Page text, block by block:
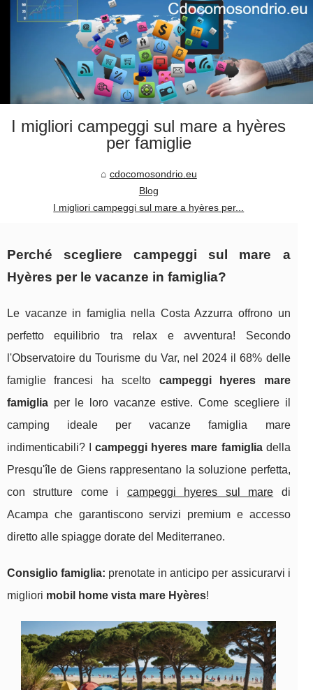
I migliori campeggi sul mare a hyères
per famiglie
cdocomosondrio.eu
Blog
I migliori campeggi sul mare a hyères per...
Perché scegliere campeggi sul mare a
Hyères per le vacanze in famiglia?
Le vacanze in famiglia nella Costa Azzurra offrono un
perfetto equilibrio tra relax e avventura! Secondo
l'Observatoire du Tourisme du Var, nel 2024 il 68% delle
famiglie francesi ha scelto campeggi hyeres mare
famiglia per le loro vacanze estive. Come scegliere il
camping ideale per vacanze famiglia mare
indimenticabili? Icampeggi hyeres mare famigliadella
Presqu'île de Giens rappresentano la soluzione perfetta,
con strutture come i campeggi hyeres sul mare di
Acampa che garantiscono servizi premium e accesso
diretto alle spiagge dorate del Mediterraneo.
Consiglio famiglia: prenotate inanticipo per assicurarvi i
migliori mobil home vista mare Hyères!